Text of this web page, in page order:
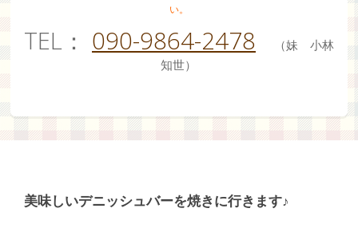
い。
TEL： 090-9864-2478
（妹 小林
知世）
美味しいデニッシュバーを焼きに行きます♪